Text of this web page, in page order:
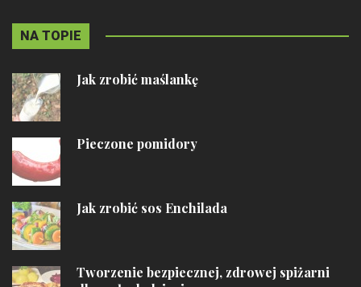
NA TOPIE
Jak zrobić maślankę
Pieczone pomidory
Jak zrobić sos Enchilada
Tworzenie bezpiecznej, zdrowej spiżarni